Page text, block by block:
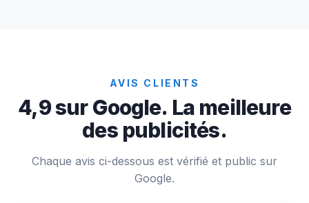
AVIS CLIENTS
4,9 sur Google. La meilleure
des publicités.
Chaque avis ci-dessous est vérifié et public sur
Google.